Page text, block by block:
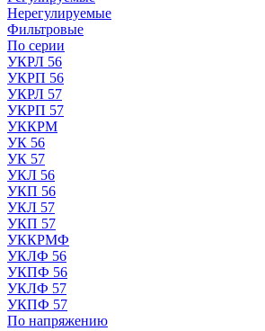
Нерегулируемые
Фильтровые
По серии
УКРЛ 56
УКРП 56
УКРЛ 57
УКРП 57
УККРМ
УК 56
УК 57
УКЛ 56
УКП 56
УКЛ 57
УКП 57
УККРМФ
УКЛФ 56
УКПФ 56
УКЛФ 57
УКПФ 57
По напряжению